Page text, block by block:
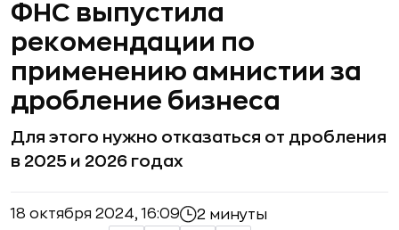
ФНС выпустила
рекомендации по
применению амнистии за
дробление бизнеса
Для этого нужно отказаться от дробления
в 2025 и 2026 годах
18 октября 2024, 16:09 2 минуты